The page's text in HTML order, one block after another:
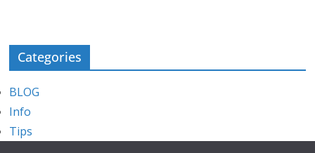
Categories
BLOG
Info
Tips